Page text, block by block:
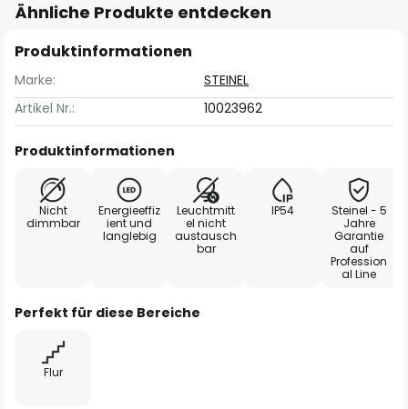
Ähnliche Produkte entdecken
Produktinformationen
Marke:
STEINEL
Artikel Nr.:
10023962
Produktinformationen
Nicht
dimmbar
Energieeffiz
ient und
langlebig
Leuchtmitt
el nicht
austausch
bar
IP54
Steinel - 5
Jahre
Garantie
auf
Profession
al Line
Perfekt für diese Bereiche
Flur